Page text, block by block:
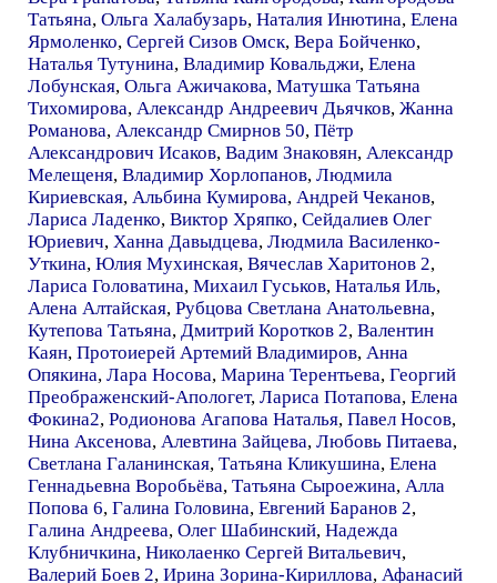
Татьяна, Ольга Халабузарь, Наталия Инютина, Елена
Ярмоленко, Сергей Сизов Омск, Вера Бойченко,
Наталья Тутунина, Владимир Ковальджи, Елена
Лобунская, Ольга Ажичакова, Матушка Татьяна
Тихомирова, Александр Андреевич Дьячков, Жанна
Романова, Александр Смирнов 50, Пётр
Александрович Исаков, Вадим Знаковян, Александр
Мелещеня, Владимир Хорлопанов, Людмила
Кириевская, Альбина Кумирова, Андрей Чеканов,
Лариса Ладенко, Виктор Хряпко, Сейдалиев Олег
Юриевич, Ханна Давыдцева, Людмила Василенко-
Уткина, Юлия Мухинская, Вячеслав Харитонов 2,
Лариса Головатина, Михаил Гуськов, Наталья Иль,
Алена Алтайская, Рубцова Светлана Анатольевна,
Кутепова Татьяна, Дмитрий Коротков 2, Валентин
Каян, Протоиерей Артемий Владимиров, Анна
Опякина, Лара Носова, Марина Терентьева, Георгий
Преображенский-Апологет, Лариса Потапова, Елена
Фокина2, Родионова Агапова Наталья, Павел Носов,
Нина Аксенова, Алевтина Зайцева, Любовь Питаева,
Светлана Галанинская, Татьяна Кликушина, Елена
Геннадьевна Воробьёва, Татьяна Сыроежина, Алла
Попова 6, Галина Головина, Евгений Баранов 2,
Галина Андреева, Олег Шабинский, Надежда
Клубничкина, Николаенко Сергей Витальевич,
Валерий Боев 2, Ирина Зорина-Кириллова, Афанасий